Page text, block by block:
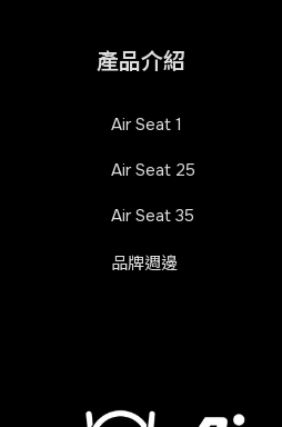
產品介紹
Air Seat 1
Air Seat 25
Air Seat 35
品牌週邊